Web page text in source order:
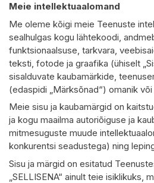
Meie intellektuaalomand
Me oleme kõigi meie Teenuste
sealhulgas kogu lähtekoodi,
funktsionaalsuse, tarkvara,
teksti, fotode ja graafika (ühiselt
sisalduvate kaubamärkide,
(edaspidi „Märksõnad“) omanik
Meie sisu ja kaubamärgid on
ja kogu maailma autoriõiguse ja
mitmesuguste muude
konkurentsi seadustega) ning
Sisu ja märgid on esitatud
„SELLISENA“ ainult teie isiklikuks,